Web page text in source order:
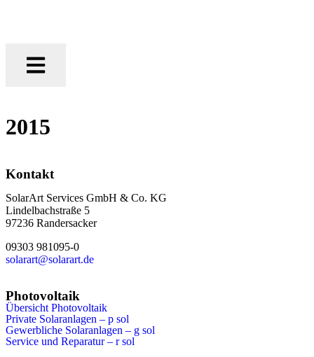
2015
Kontakt
SolarArt Services GmbH & Co. KG
Lindelbachstraße 5
97236 Randersacker
09303 981095-0
solarart@solarart.de
Photovoltaik
Übersicht Photovoltaik
Private Solaranlagen – p sol
Gewerbliche Solaranlagen – g sol
Service und Reparatur – r sol